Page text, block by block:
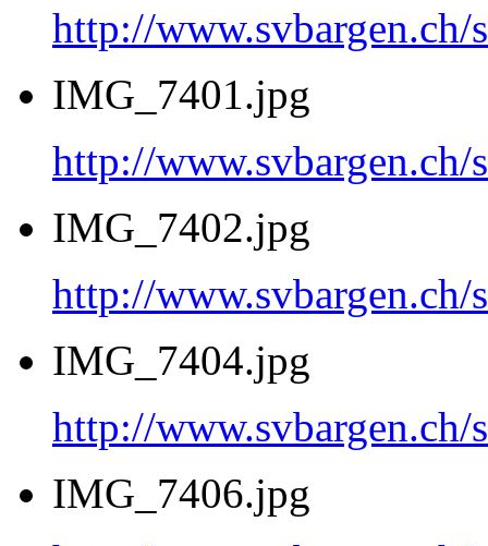
http://
IMG_7401.jpg
http://
IMG_7402.jpg
http://
IMG_7404.jpg
http://
IMG_7406.jpg